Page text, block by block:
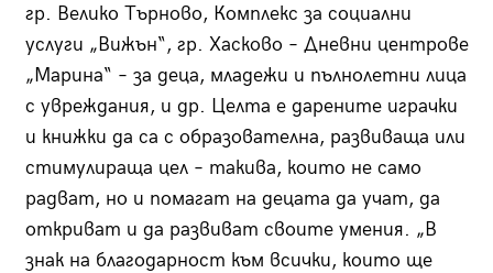
гр. Велико Търново, Комплекс за социални
услуги „Вижън“, гр. Хасково – Дневни центрове
„Марина“ – за деца, младежи и пълнолетни лица
с увреждания, и др. Целта е дарените играчки
и книжки да са с образователна, развиваща или
стимулираща цел – такива, които не само
радват, но и помагат на децата да учат, да
откриват и да развиват своите умения. „В
знак на благодарност към всички, които ще